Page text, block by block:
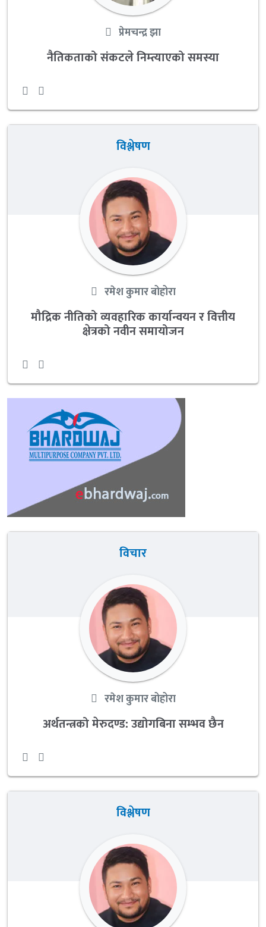
प्रेमचन्द्र झा
नैतिकताको संकटले निम्त्याएको समस्या
विश्लेषण
रमेश कुमार बोहोरा
मौद्रिक नीतिको व्यवहारिक कार्यान्वयन र वित्तीय
क्षेत्रको नवीन समायोजन
विचार
रमेश कुमार बोहोरा
अर्थतन्त्रको मेरुदण्ड: उद्योगबिना सम्भव छैन
विश्लेषण